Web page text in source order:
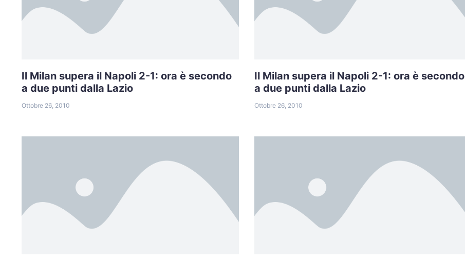
Il Milan supera il Napoli 2-1: ora è secondo
a due punti dalla Lazio
Ottobre 26, 2010
Il Milan supera il Napoli 2-1: ora è secondo
a due punti dalla Lazio
Ottobre 26, 2010